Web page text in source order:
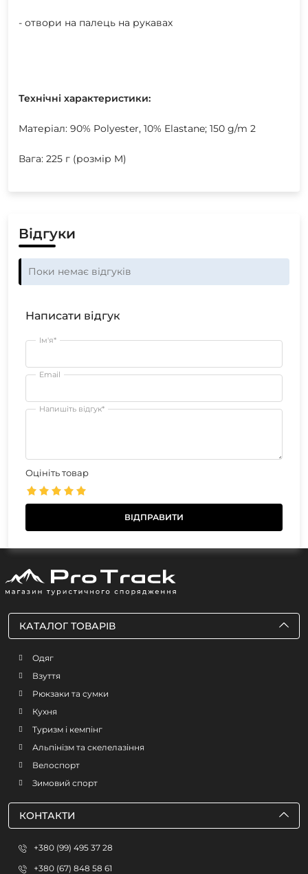
- отвори на палець на рукавах
Технічні характеристики:
Матеріал: 90% Polyester, 10% Elastane; 150 g/m 2
Вага: 225 г (розмір M)
Відгуки
Поки немає відгуків
Написати відгук
Ім'я*
Email
Напишіть відгук*
Оцініть товар
КАТАЛОГ ТОВАРІВ
Одяг
Взуття
Рюкзаки та сумки
Кухня
Туризм і кемпінг
Альпінізм та скелелазіння
Велоспорт
Зимовий спорт
КОНТАКТИ
+380 (99) 495 37 28
+380 (67) 848 58 61